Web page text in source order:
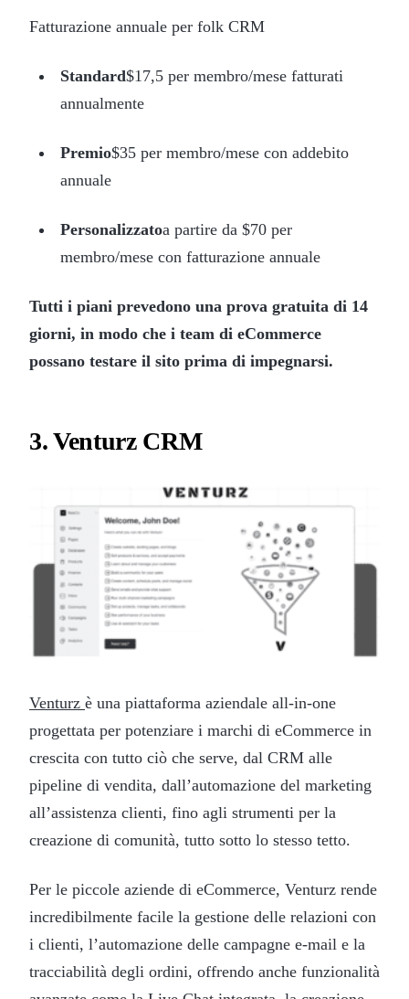
Fatturazione annuale per folk CRM
Standard$17,5 per membro/mese fatturati
annualmente
Premio$35 per membro/mese con addebito
annuale
Personalizzatoa partire da $70 per
membro/mese con fatturazione annuale
Tutti i piani prevedono una prova gratuita di 14
giorni, in modo che i team di eCommerce
possano testare il sito prima di impegnarsi.
3. Venturz CRM
Venturz è una piattaforma aziendale all-in-one
progettata per potenziare i marchi di eCommerce in
crescita con tutto ciò che serve, dal CRM alle
pipeline di vendita, dall’automazione del marketing
all’assistenza clienti, fino agli strumenti per la
creazione di comunità, tutto sotto lo stesso tetto.
Per le piccole aziende di eCommerce, Venturz rende
incredibilmente facile la gestione delle relazioni con
i clienti, l’automazione delle campagne e-mail e la
tracciabilità degli ordini, offrendo anche funzionalità